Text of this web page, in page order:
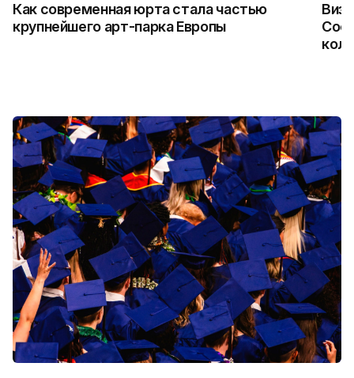
Как современная юрта стала частью
крупнейшего арт-парка Европы